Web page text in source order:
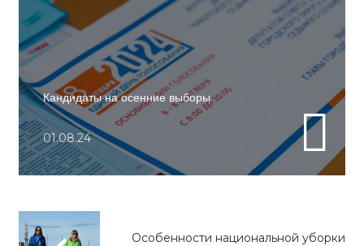
Кандидаты на осенние выборы
01.08.24
Особенности национальной уборки